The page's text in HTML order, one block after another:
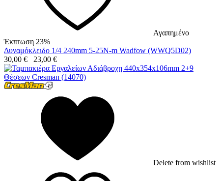
Αγαπημένο
Έκπτωση 23%
Δυναμόκλειδο 1/4 240mm 5-25N-m Wadfow (WWQ5D02)
30,00 € 23,00 €
Delete from wishlist